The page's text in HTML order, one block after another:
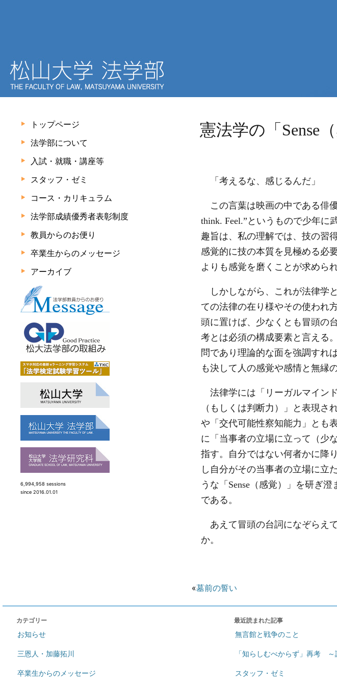
憲法学の「Sense（
「考えるな、感じるんだ」
この言葉は映画の中である俳
think. Feel.” というもので少年に
趣旨は、私の理解では、技の習
感覚的に技の本質を見極める必
よりも感覚を磨くことが求めら
しかしながら、これが法律学
ての法律の在り様やその使われ
頭に置けば、少なくとも冒頭の
考とは必須の構成要素と言える
問であり理論的な面を強調すれ
も決して人の感覚や感情と無縁
法律学には「リーガルマイン
（もしくは判断力）」と表現さ
や「交代可能性察知能力」とも
に「当事者の立場に立って（少
指す。自分ではない何者かに降
し自分がその当事者の立場に立
うな「 Sense（感覚）」を研ぎ澄
である。
あえて冒頭の台詞になぞらえ
か。
«墓前の誓い
トップページ
法学部について
入試・就職・講座等
スタッフ・ゼミ
コース・カリキュラム
法学部成績優秀者表彰制度
教員からのお便り
卒業生からのメッセージ
アーカイブ
6,994,958 sessions
since 2016.01.01
カテゴリー
お知らせ
三恩人・加藤拓川
卒業生からのメッセージ
最近読まれた記事
無言館と戦争のこと
「知らしむべからず」再考 ～
スタッフ・ゼミ